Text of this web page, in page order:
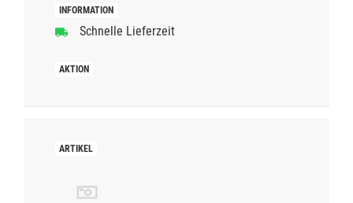
Schnelle Lieferzeit